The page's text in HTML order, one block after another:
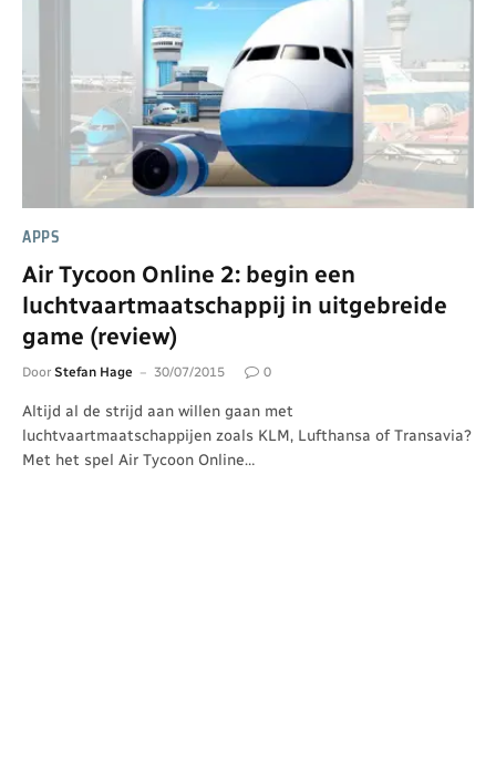
APPS
Air Tycoon Online 2: begin een
luchtvaartmaatschappij in uitgebreide
game (review)
Door Stefan Hage 30/07/2015 0
Altijd al de strijd aan willen gaan met
luchtvaartmaatschappijen zoals KLM, Lufthansa of Transavia?
Met het spel Air Tycoon Online…